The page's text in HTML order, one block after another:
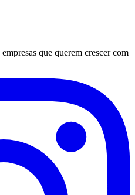
que querem crescer com